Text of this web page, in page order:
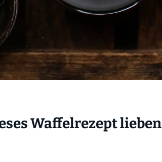
Waffelrezept lieben